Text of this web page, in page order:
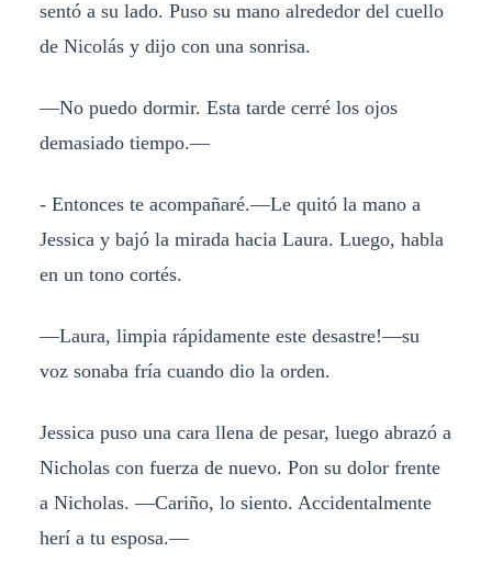
sentó a su lado. Puso su mano alrededor del cuello
de Nicolás y dijo con una sonrisa.
—No puedo dormir. Esta tarde cerré los ojos
demasiado tiempo.—
- Entonces te acompañaré.—Le quitó la mano a
Jessica y bajó la mirada hacia Laura. Luego, habla
en un tono cortés.
—Laura, limpia rápidamente este desastre!—su
voz sonaba fría cuando dio la orden.
Jessica puso una cara llena de pesar, luego abrazó a
Nicholas con fuerza de nuevo. Pon su dolor frente
a Nicholas. —Cariño, lo siento. Accidentalmente
herí a tu esposa.—